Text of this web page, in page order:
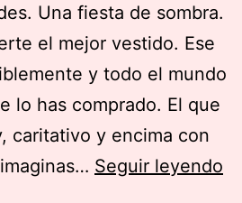
Una fiesta de sombra.
el mejor vestido. Ese
y todo el mundo
lo has comprado. El que
caritativo y encima con
Seguir leyendo